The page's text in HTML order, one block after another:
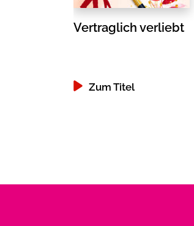
Vertraglich verliebt
Zum Titel